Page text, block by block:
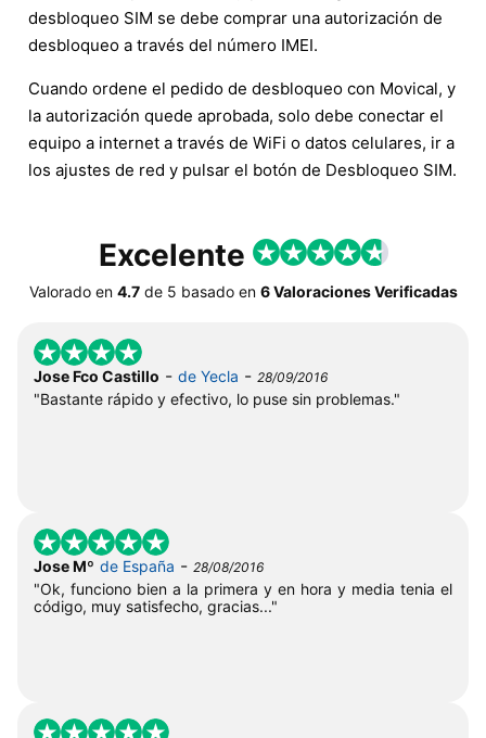
desbloqueo SIM se debe comprar una autorización de
desbloqueo a través del número IMEI.
Cuando ordene el pedido de desbloqueo con Movical, y
la autorización quede aprobada, solo debe conectar el
equipo a internet a través de WiFi o datos celulares, ir a
los ajustes de red y pulsar el botón de Desbloqueo SIM.
Excelente
Valorado en 4.7de 5 basado en 6 Valoraciones Verificadas
Jose Fco Castillo - de Yecla - 28/09/2016
"Bastante rápido y efectivo, lo puse sin problemas."
Jose Mº de España - 28/08/2016
"Ok, funciono bien a la primera y en hora y media tenia el
código, muy satisfecho, gracias..."